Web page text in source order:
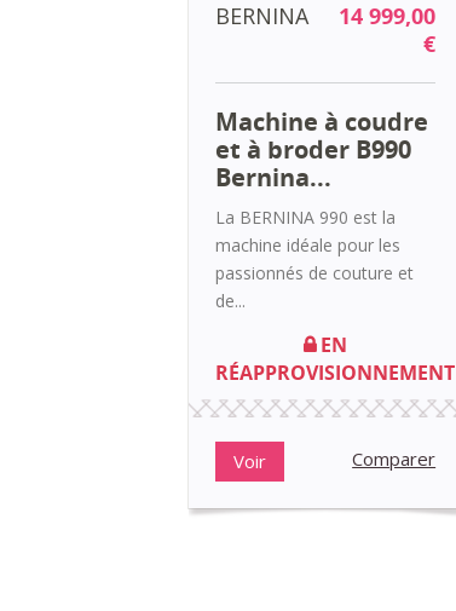
BERNINA
14 999,00
€
Machine à coudre
et à broder B990
Bernina...
La BERNINA 990 est la
machine idéale pour les
passionnés de couture et
de...
EN
RÉAPPROVISIONNEMENT
Voir Comparer